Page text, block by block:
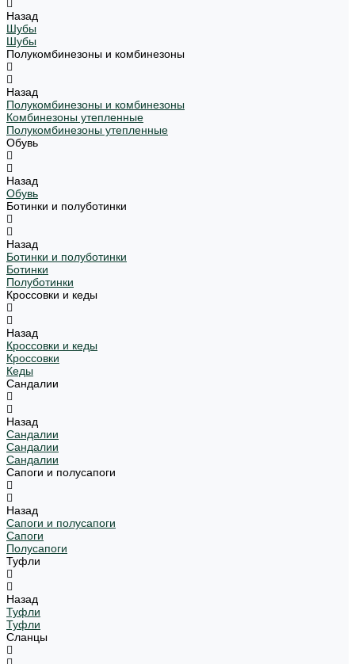
Назад
Шубы
Шубы
Полукомбинезоны и комбинезоны
Назад
Полукомбинезоны и комбинезоны
Комбинезоны утепленные
Полукомбинезоны утепленные
Обувь
Назад
Обувь
Ботинки и полуботинки
Назад
Ботинки и полуботинки
Ботинки
Полуботинки
Кроссовки и кеды
Назад
Кроссовки и кеды
Кроссовки
Кеды
Сандалии
Назад
Сандалии
Сандалии
Сандалии
Сапоги и полусапоги
Назад
Сапоги и полусапоги
Сапоги
Полусапоги
Туфли
Назад
Туфли
Туфли
Сланцы